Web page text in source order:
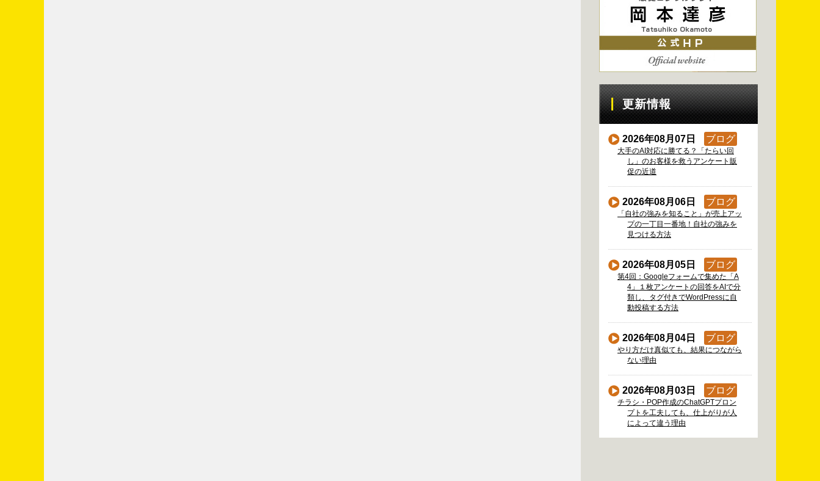
更新情報
2026年08月07日 ブログ
大手のAI対応に勝てる？「たらい回
し」のお客様を救うアンケート販
促の近道
2026年08月06日 ブログ
「自社の強みを知ること」が売上アッ
プの一丁目一番地！自社の強みを
見つける方法
2026年08月05日 ブログ
第4回：Googleフォームで集めた「A
4」１枚アンケートの回答をAIで分
類し、タグ付きでWordPressに自
動投稿する方法
2026年08月04日 ブログ
やり方だけ真似ても、結果につながら
ない理由
2026年08月03日 ブログ
チラシ・POP作成のChatGPTプロン
プトを工夫しても、仕上がりが人
によって違う理由